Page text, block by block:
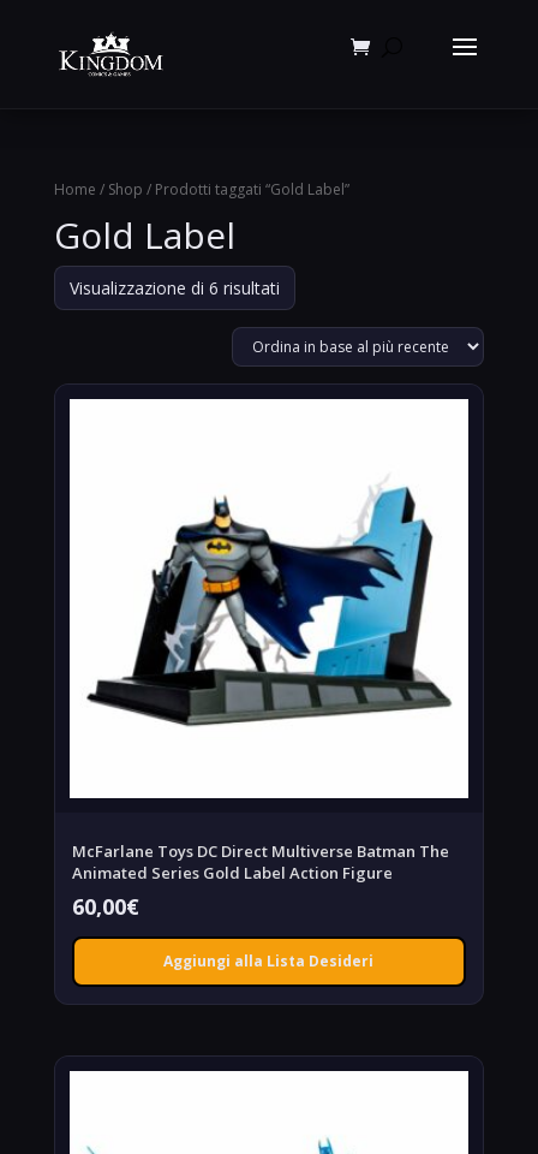
Home / Shop / Prodotti taggati “Gold Label”
Gold Label
Visualizzazione di 6 risultatiOrdina
in
base
al
più
McFarlane Toys DC Direct Multiverse Batman The
Animated Series Gold Label Action Figure
60,00€
Aggiungi alla Lista Desideri